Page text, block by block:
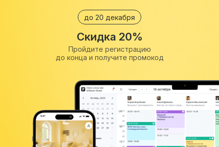
Пройдите регистрацию
до конца и получите промокод
Скидка 20%
до 20 декабря